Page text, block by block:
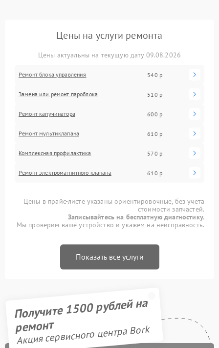
Цены на услуги ремонта
Цены актуальны на текущую дату 09.08.2026
Ремонт блока управления 540 р
Замена или ремонт пароблока 510 р
Ремонт капучинатора 600 р
Ремонт мультиклапана 610 р
Комплексная профилактика 570 р
Ремонт электромагнитного клапана 610 р
Цены в прайс-листе указаны ориентировочные, без учета
стоимости запчастей.
Записывайтесь на бесплатную диагностику.
Мы проверим ваше устройство и укажем на неисправность.
Показать все услуги
Получите 1500 рублей на
ремонт
Акция сервисного центра Bork